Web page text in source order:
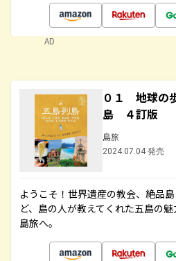
AD
０１ 地球の
島 ４訂版
島旅
2024.07.04 発売
ようこそ！世界遺産の教会、絶品
ど、島の人が教えてくれた五島の魅
島旅へ。